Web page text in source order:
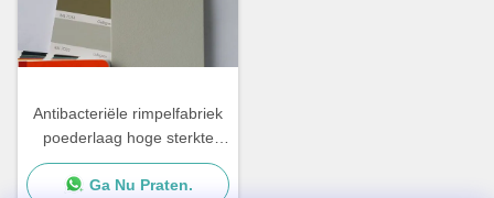
Antibacteriële rimpelfabriek
poederlaag hoge sterkte
superweerbestandheid
Ga Nu Praten.